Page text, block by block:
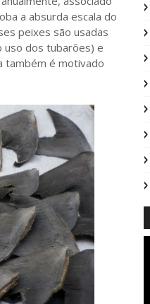
a absurda escala do
peixes são usadas
uso dos tubarões) e
também é motivado